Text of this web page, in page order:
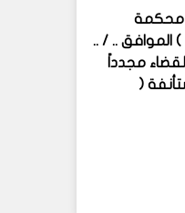
محكمة
) الموافق .. / ..
مجدداً
(